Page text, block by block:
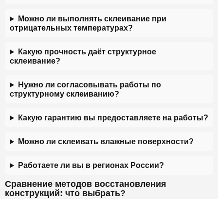
Можно ли выполнять склеивание при
отрицательных температурах?
Какую прочность даёт структурное
склеивание?
Нужно ли согласовывать работы по
структурному склеиванию?
Какую гарантию вы предоставляете на работы?
Можно ли склеивать влажные поверхности?
Работаете ли вы в регионах России?
Сравнение методов восстановления
конструкций: что выбрать?